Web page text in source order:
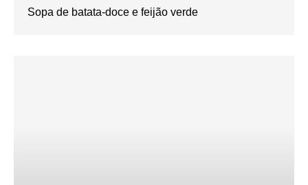
Sopa de batata-doce e feijão verde